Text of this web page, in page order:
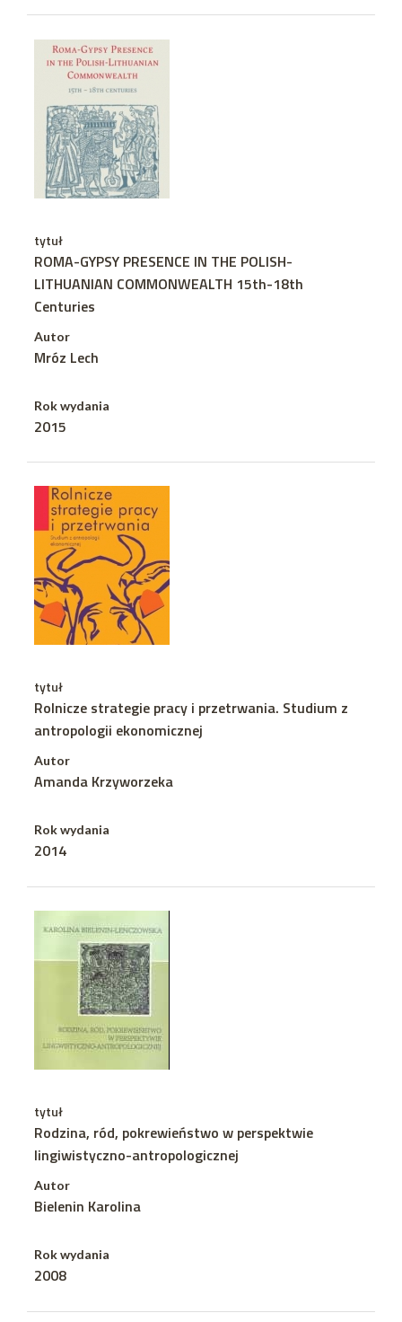
tytuł
ROMA-GYPSY PRESENCE IN THE POLISH-
LITHUANIAN COMMONWEALTH 15th-18th
Centuries
Autor
Mróz Lech
Rok wydania
2015
tytuł
Rolnicze strategie pracy i przetrwania. Studium z
antropologii ekonomicznej
Autor
Amanda Krzyworzeka
Rok wydania
2014
tytuł
Rodzina, ród, pokrewieństwo w perspektwie
lingiwistyczno-antropologicznej
Autor
Bielenin Karolina
Rok wydania
2008